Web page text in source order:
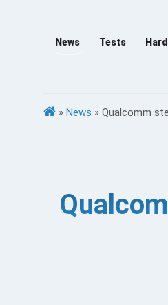
News Tests
» News » Qualcomm